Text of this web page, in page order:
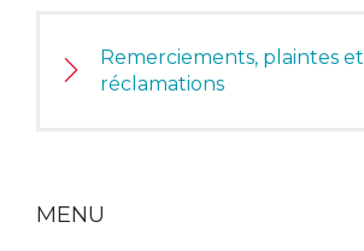
Remerciements, plaintes et
réclamations
MENU